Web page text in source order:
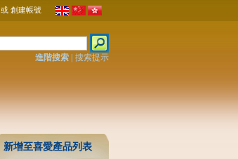
或 創建帳號
進階搜索| 搜索提示
新增至喜愛產品列表